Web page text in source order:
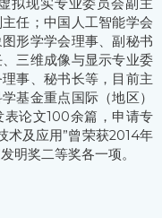
拟现实专业委员会副主
任；中国人工智能学会
形学学会理事、副秘书
三维成像与显示专业委
事、秘书长等，目前主
基金重点国际（地区）
论文100余篇，申请专
术及应用”曾荣获2014年
明奖二等奖各一项。